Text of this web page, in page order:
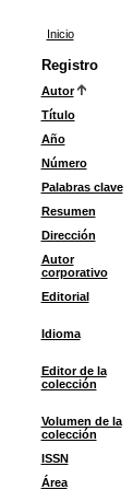
Inicio
Registro
Autor
Título
Año
Número
Palabras clave
Resumen
Dirección
Autor
corporativo
Editorial
Idioma
Editor de la
colección
Volumen de la
colección
ISSN
Área